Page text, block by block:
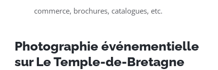
commerce, brochures, catalogues, etc.
Photographie événementielle
sur Le Temple-de-Bretagne